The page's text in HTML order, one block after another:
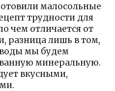
малосольные
трудности для
чем отличается от
разница лишь в том,
мы будем
минеральную.
вкусными,